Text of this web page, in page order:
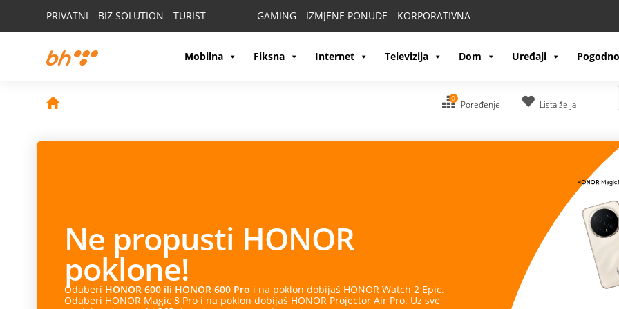
PRIVATNI BIZ SOLUTION TURIST GAMING IZMJENE PONUDE KORPORATIVNA
Mobilna Fiksna Internet Televizija Dom Uređaji
0
Poređenje Lista želja
Ne propusti HONOR
poklone!
Odaberi HONOR 600 ili HONOR 600 Pro i na poklon dobijaš HONOR Watch 2 Epic.
Odaberi HONOR Magic 8 Pro i na poklon dobijaš HONOR Projector Air Pro. Uz sve